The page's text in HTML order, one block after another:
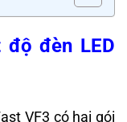
đèn LED
VF3 có hai gói